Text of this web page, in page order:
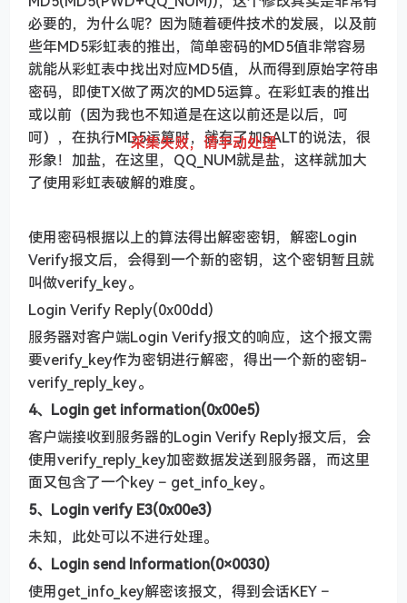
采集失败，请手动处理
必要的，为什么呢？因为随着硬件技术的发展，以及前
些年MD5彩虹表的推出，简单密码的MD5值非常容易
就能从彩虹表中找出对应MD5值，从而得到原始字符串
密码，即使TX做了两次的MD5运算。在彩虹表的推出
或以前（因为我也不知道是在这以前还是以后，呵
呵），在执行MD5运算时，就有了加SALT的说法，很
形象！加盐，在这里，QQ_NUM就是盐，这样就加大
了使用彩虹表破解的难度。
使用密码根据以上的算法得出解密密钥，解密Login
Verify报文后，会得到一个新的密钥，这个密钥暂且就
叫做verify_key。
Login Verify Reply(0x00dd)
服务器对客户端Login Verify报文的响应，这个报文需
要verify_key作为密钥进行解密，得出一个新的密钥-
verify_reply_key。
4、Login get information(0x00e5)
客户端接收到服务器的Login Verify Reply报文后，会
使用verify_reply_key加密数据发送到服务器，而这里
面又包含了一个key – get_info_key。
5、Login verify E3(0x00e3)
未知，此处可以不进行处理。
6、Login send Information(0×0030)
使用get_info_key解密该报文，得到会话KEY –
采集失败，请手动处理